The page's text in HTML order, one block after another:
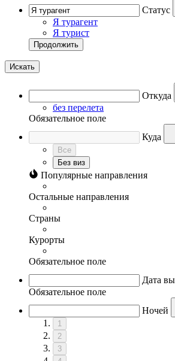
Статус
Я турагент
Я турист
Продолжить
Искать
Откуда
без перелета
Обязательное поле
Куда
Все
Без виз
Популярные направления
Остальные направления
Страны
Курорты
Обязательное поле
Дата
Обязательное поле
Ночей
1
2
3